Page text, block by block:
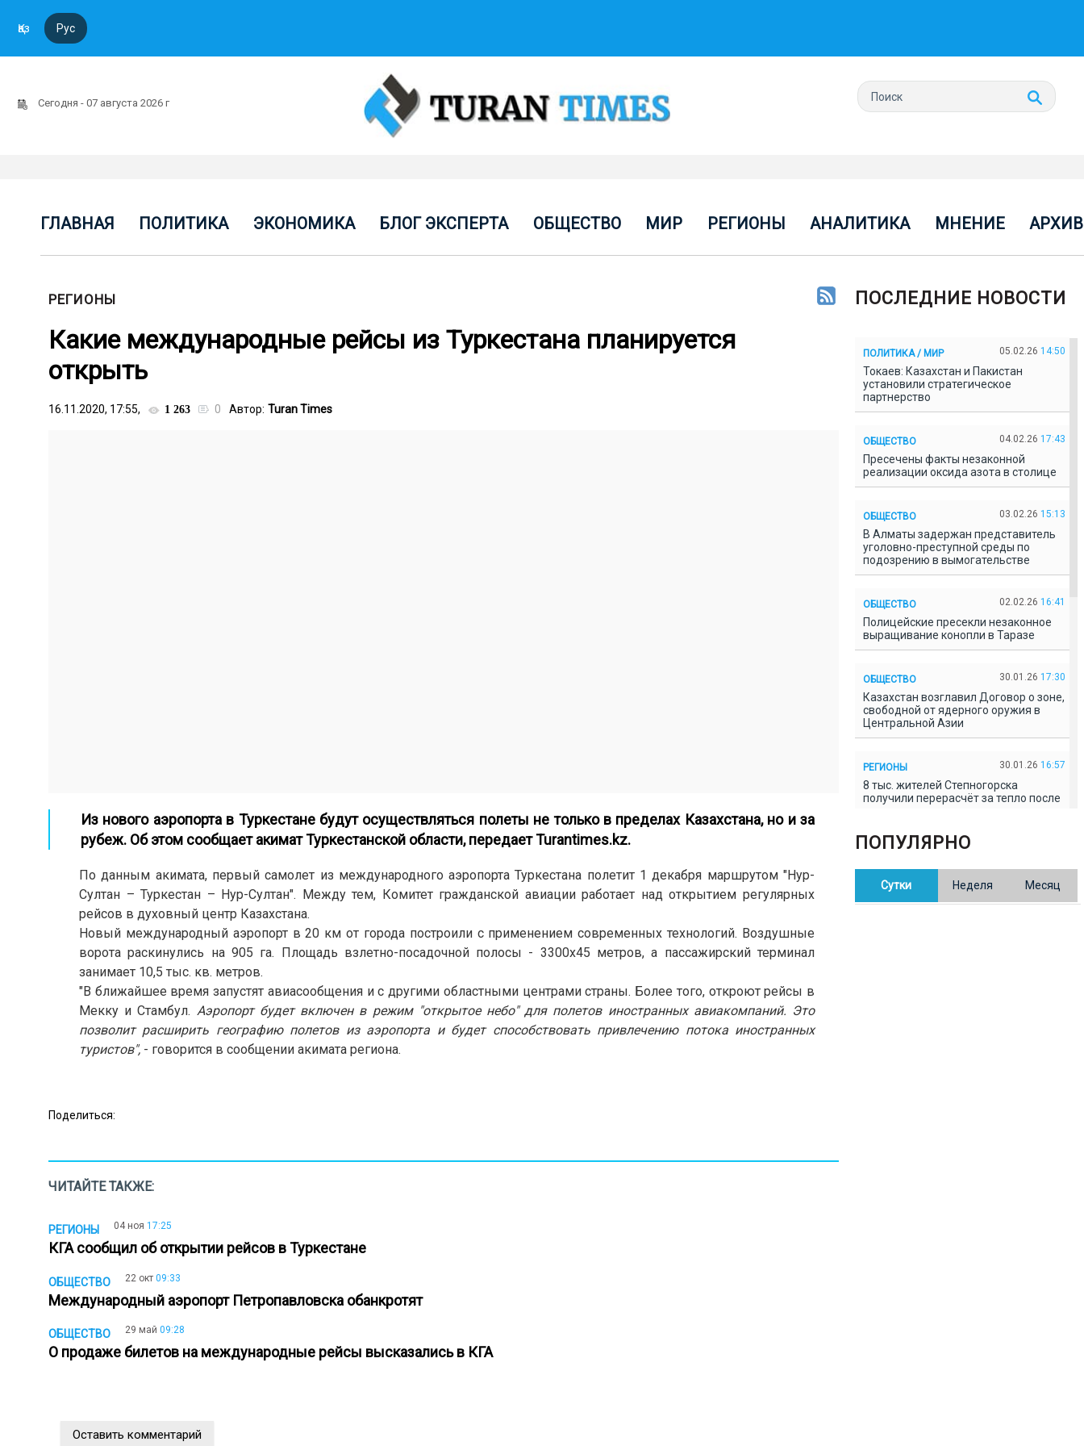
Қаз Рус
Сегодня - 07 августа 2026 г
ГЛАВНАЯ ПОЛИТИКА ЭКОНОМИКА БЛОГ ЭКСПЕРТА ОБЩЕСТВО МИР РЕГИОНЫ АНАЛИТИКА МНЕНИЕ АРХИВ
РЕГИОНЫ
Какие международные рейсы из Туркестана планируется
открыть
16.11.2020, 17:55, 1 263 0 Автор: Turan Times
Из нового аэропорта в Туркестане будут осуществляться полеты не только в пределах Казахстана, но и за
рубеж. Об этом сообщает акимат Туркестанской области, передаетTurantimes.kz.
По данным акимата, первый самолет из международного аэропорта Туркестана полетит 1 декабря маршрутом "Нур-
Султан – Туркестан – Нур-Султан". Между тем, Комитет гражданской авиации работает над открытием регулярных
рейсов в духовный центр Казахстана.
Новый международный аэропорт в 20 км от города построили с применением современных технологий. Воздушные
ворота раскинулись на 905 га. Площадь взлетно-посадочной полосы - 3300х45 метров, а пассажирский терминал
занимает 10,5 тыс. кв. метров.
"В ближайшее время запустят авиасообщения и с другими областными центрами страны. Более того, откроют рейсы в
Мекку и Стамбул. Аэропорт будет включен в режим "открытое небо" для полетов иностранных авиакомпаний. Это
позволит расширить географию полетов из аэропорта и будет способствовать привлечению потока иностранных
туристов", - говорится в сообщении акимата региона.
Поделиться:
ЧИТАЙТЕ ТАКЖЕ:
РЕГИОНЫ 04 ноя 17:25
КГА сообщил об открытии рейсов в Туркестане
ОБЩЕСТВО 22 окт 09:33
Международный аэропорт Петропавловска обанкротят
ОБЩЕСТВО 29 май 09:28
О продаже билетов на международные рейсы высказались в КГА
Оставить комментарий
ПОСЛЕДНИЕ НОВОСТИ
ПОЛИТИКА / МИР 05.02.26 14:50
Токаев: Казахстан и Пакистан
установили стратегическое
партнерство
ОБЩЕСТВО 04.02.26 17:43
Пресечены факты незаконной
реализации оксида азота в столице
ОБЩЕСТВО 03.02.26 15:13
В Алматы задержан представитель
уголовно-преступной среды по
подозрению в вымогательстве
ОБЩЕСТВО 02.02.26 16:41
Полицейские пресекли незаконное
выращивание конопли в Таразе
ОБЩЕСТВО 30.01.26 17:30
Казахстан возглавил Договор о зоне,
свободной от ядерного оружия в
Центральной Азии
РЕГИОНЫ 30.01.26 16:57
8 тыс. жителей Степногорска
получили перерасчёт за тепло после
В Казахстане готовят новую
редакцию Конституции: меняется
ПОПУЛЯРНО
Сутки Неделя Месяц